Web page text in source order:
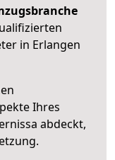
in Erlangen
Ihres
abdeckt,